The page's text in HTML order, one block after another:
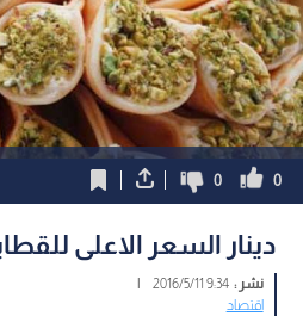
0
0
دينار السعر الاعلى
نشر :9:34 2016/5/11
|
اقتصاد